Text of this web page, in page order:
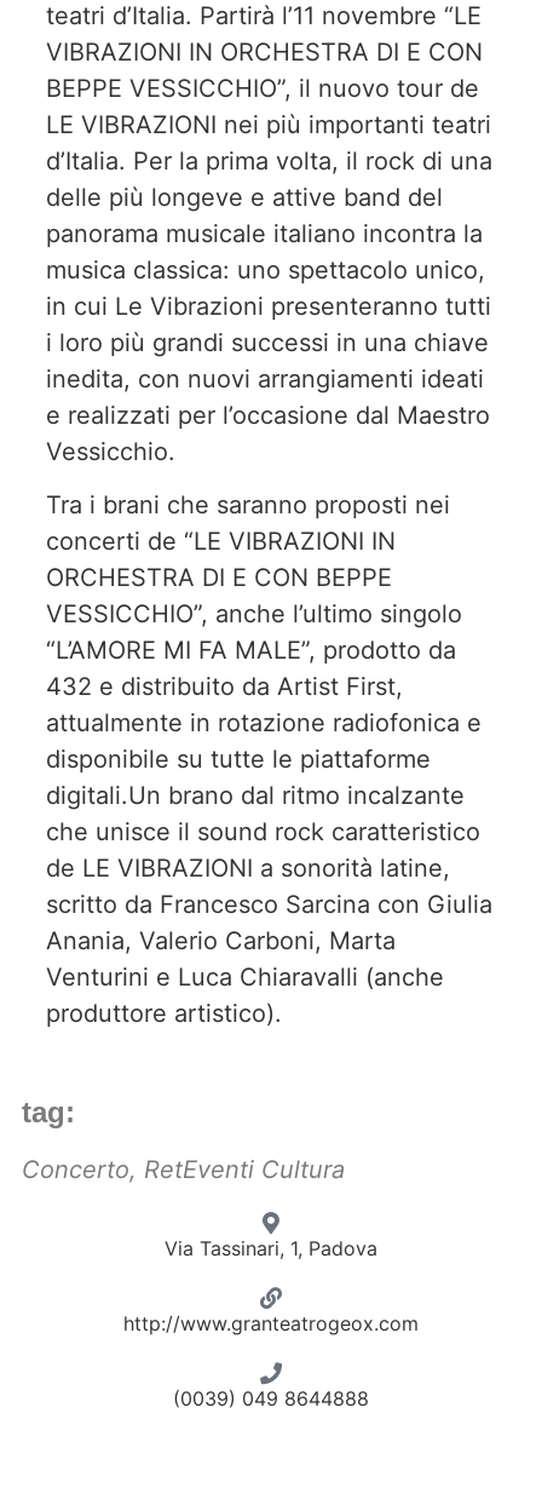
teatri d’Italia. Partirà l’11 novembre “LE
VIBRAZIONI IN ORCHESTRA DI E CON
BEPPE VESSICCHIO”, il nuovo tour de
LE VIBRAZIONI nei più importanti teatri
d’Italia. Per la prima volta, il rock di una
delle più longeve e attive band del
panorama musicale italiano incontra la
musica classica: uno spettacolo unico,
in cui Le Vibrazioni presenteranno tutti
i loro più grandi successi in una chiave
inedita, con nuovi arrangiamenti ideati
e realizzati per l’occasione dal Maestro
Vessicchio.
Tra i brani che saranno proposti nei
concerti de “LE VIBRAZIONI IN
ORCHESTRA DI E CON BEPPE
VESSICCHIO”, anche l’ultimo singolo
“L’AMORE MI FA MALE”, prodotto da
432 e distribuito da Artist First,
attualmente in rotazione radiofonica e
disponibile su tutte le piattaforme
digitali.Un brano dal ritmo incalzante
che unisce il sound rock caratteristico
de LE VIBRAZIONI a sonorità latine,
scritto da Francesco Sarcina con Giulia
Anania, Valerio Carboni, Marta
Venturini e Luca Chiaravalli (anche
produttore artistico).
tag:
Concerto, RetEventi Cultura
Via Tassinari, 1, Padova
http://www.granteatrogeox.com
(0039) 049 8644888